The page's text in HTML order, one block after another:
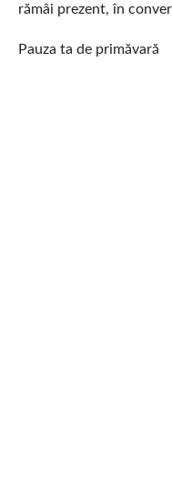
rămâi prezent, în
Pauza ta de primăvară